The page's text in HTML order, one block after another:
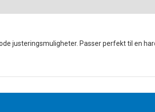
justeringsmuligheter. Passer perfekt til en